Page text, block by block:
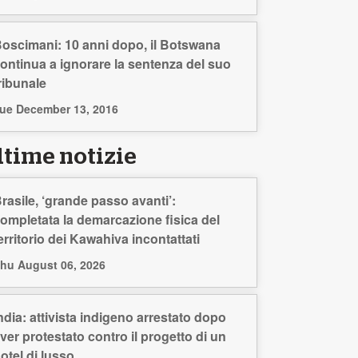
10 anni dopo, il Botswana
a ignorare la sentenza del suo
December 13, 2016
notizie
‘grande passo avanti’:
la demarcazione fisica del
dei Kawahiva incontattati
August 06, 2026
attivista indigeno arrestato dopo
protestato contro il progetto di un